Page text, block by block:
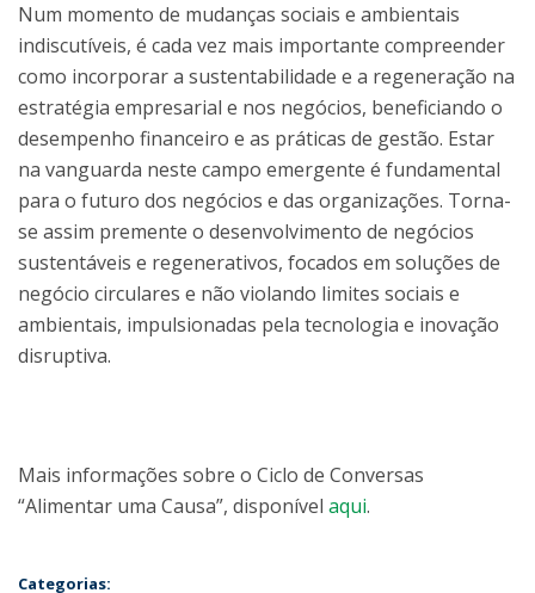
Num momento de mudanças sociais e ambientais
indiscutíveis, é cada vez mais importante compreender
como incorporar a sustentabilidade e a regeneração na
estratégia empresarial e nos negócios, beneficiando o
desempenho financeiro e as práticas de gestão. Estar
na vanguarda neste campo emergente é fundamental
para o futuro dos negócios e das organizações. Torna-
se assim premente o desenvolvimento de negócios
sustentáveis e regenerativos, focados em soluções de
negócio circulares e não violando limites sociais e
ambientais, impulsionadas pela tecnologia e inovação
disruptiva.
Mais informações sobre o Ciclo de Conversas
“Alimentar uma Causa”, disponível aqui.
Categorias: